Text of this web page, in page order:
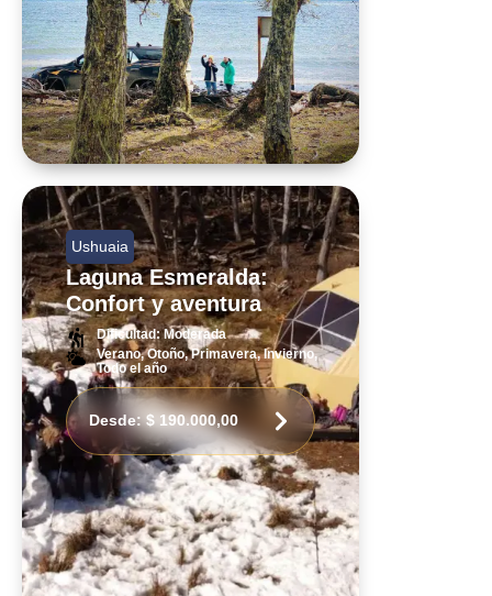
Ushuaia
Laguna Esmeralda:
Confort y aventura
Dificultad: Moderada
Verano, Otoño, Primavera, Invierno,
Todo el año
Desde: $ 190.000,00